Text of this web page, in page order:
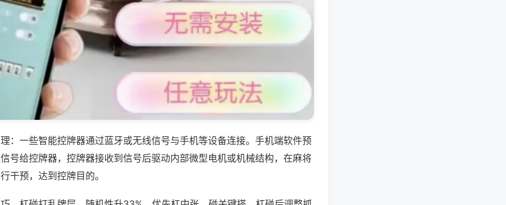
：一些智能控牌器通过蓝牙或无线信号与手机等设备连接。手机端软件预
号给控牌器，控牌器接收到信号后驱动内部微型电机或机械结构，在麻将
干预，达到控牌目的。